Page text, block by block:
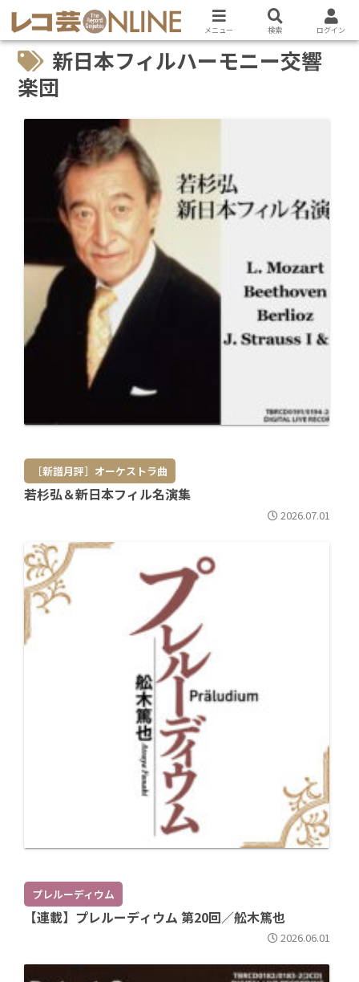
新日本フィルハーモニー交響
楽団
［新譜月評］オーケストラ曲
若杉弘＆新日本フィル名演集
2026.07.01
プレルーディウム
【連載】プレルーディウム 第20回／舩木篤也
2026.06.01
メニュー 検索 ログイン